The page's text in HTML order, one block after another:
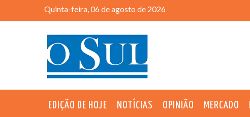
Quinta-feira, 06 de agosto de 2026
EDIÇÃO DE HOJE NOTÍCIAS OPINIÃO MERCADO